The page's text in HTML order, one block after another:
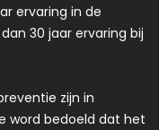
ervaring in de
30 jaar ervaring bij
zijn in
word bedoeld dat het